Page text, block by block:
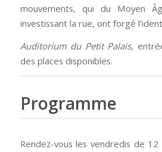
mouvements, qui du Moyen
investissant la rue, ont forgé
Auditorium du Petit Palais,
des places disponibles.
Programme
Rendez-vous les vendredis de